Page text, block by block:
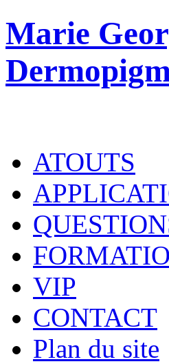
Marie
ATOUTS
VIP
CONTACT
Plan du site